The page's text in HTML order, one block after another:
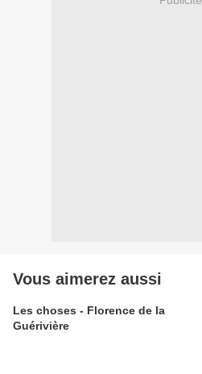
Vous aimerez aussi
Les choses - Florence de la
Guérivière